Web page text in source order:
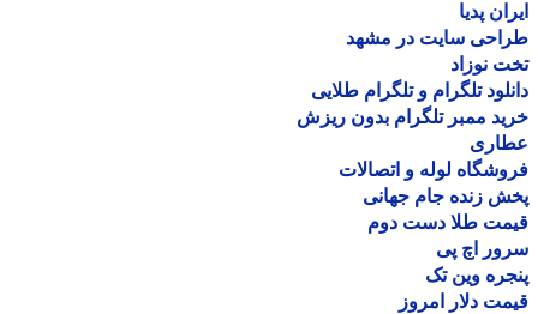
پدیا
سایت در مشهد
نوزاد
تلگرام و تلگرام طلایی
ممبر تلگرام بدون ریزش
لوله و اتصالات
زنده جام جهانی
طلا دست دوم
اچ پی
وین تک
دلار امروز